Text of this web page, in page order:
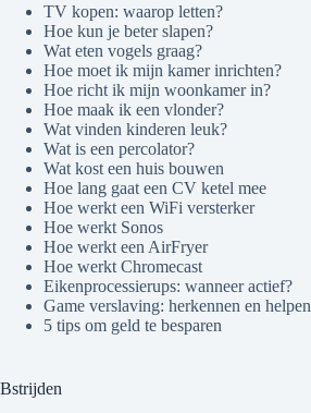
TV kopen: waarop letten?
Hoe kun je beter slapen?
Wat eten vogels graag?
Hoe moet ik mijn kamer inrichten?
Hoe richt ik mijn woonkamer in?
Hoe maak ik een vlonder?
Wat vinden kinderen leuk?
Wat is een percolator?
Wat kost een huis bouwen
Hoe lang gaat een CV ketel mee
Hoe werkt een WiFi versterker
Hoe werkt Sonos
Hoe werkt een AirFryer
Hoe werkt Chromecast
Eikenprocessierups: wanneer actief?
Game verslaving: herkennen en helpen
5 tips om geld te besparen
Bstrijden